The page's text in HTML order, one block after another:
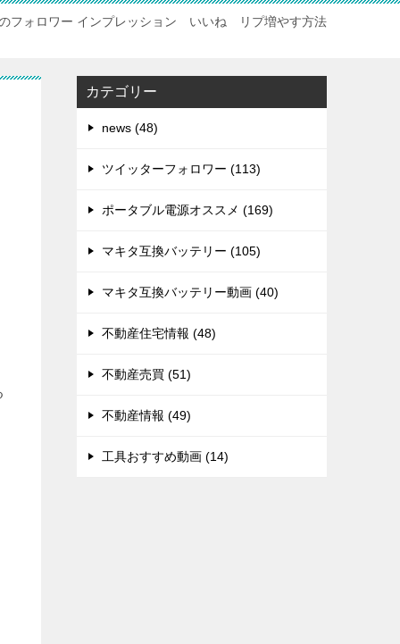
フォロワー インプレッション いいね リプ増やす方法
カテゴリー
news (48)
ツイッターフォロワー (113)
ポータブル電源オススメ (169)
マキタ互換バッテリー (105)
マキタ互換バッテリー動画 (40)
不動産住宅情報 (48)
不動産売買 (51)
不動産情報 (49)
工具おすすめ動画 (14)